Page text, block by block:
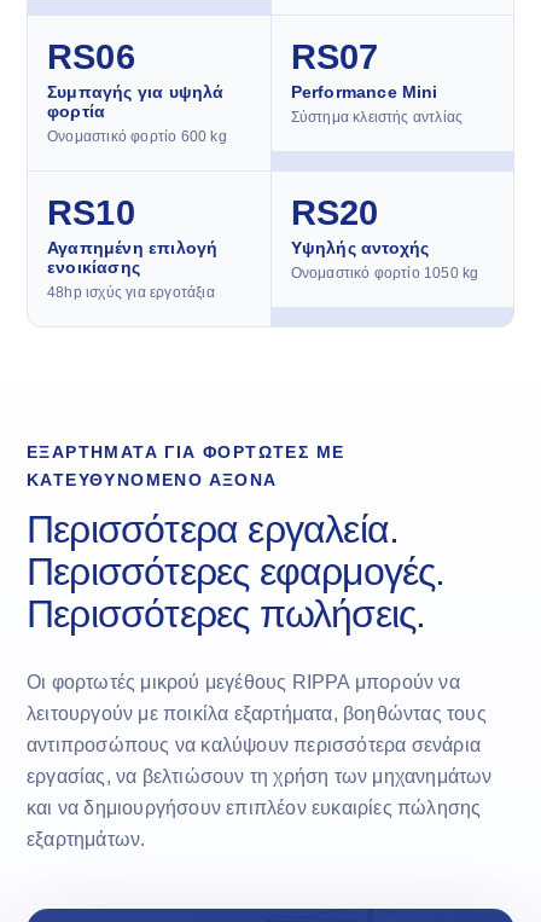
RS06
Συμπαγής για υψηλά
φορτία
Ονομαστικό φορτίο 600 kg
RS07
Performance Mini
Σύστημα κλειστής αντλίας
RS10
Αγαπημένη επιλογή
ενοικίασης
48hp ισχύς για εργοτάξια
RS20
Υψηλής αντοχής
Ονομαστικό φορτίο 1050 kg
ΕΞΑΡΤΉΜΑΤΑ ΓΙΑ ΦΟΡΤΩΤΈΣ ΜΕ
ΚΑΤΕΥΘΥΝΌΜΕΝΟ ΆΞΟΝΑ
Περισσότερα εργαλεία.
Περισσότερες εφαρμογές.
Περισσότερες πωλήσεις.
Οι φορτωτές μικρού μεγέθους RIPPA μπορούν να
λειτουργούν με ποικίλα εξαρτήματα, βοηθώντας τους
αντιπροσώπους να καλύψουν περισσότερα σενάρια
εργασίας, να βελτιώσουν τη χρήση των μηχανημάτων
και να δημιουργήσουν επιπλέον ευκαιρίες πώλησης
εξαρτημάτων.